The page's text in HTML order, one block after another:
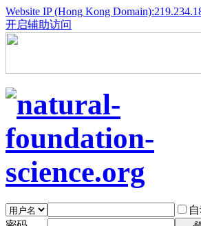
Website IP (Hong Kong
开启辅助访问